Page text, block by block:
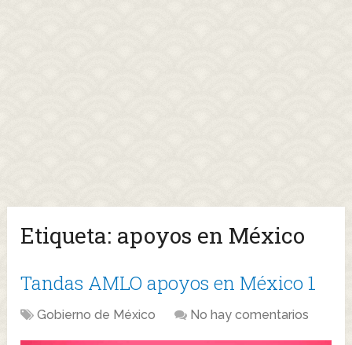
Etiqueta: apoyos en México
Tandas AMLO apoyos en México 1
Gobierno de México No hay comentarios